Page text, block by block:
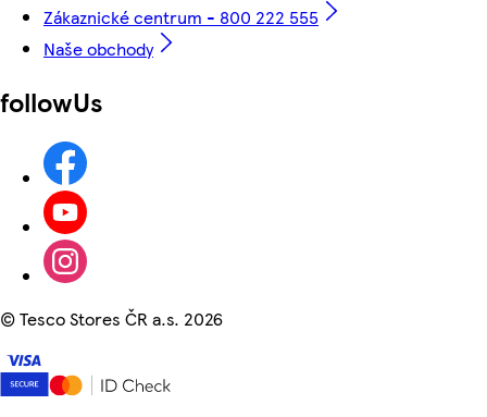
Zákaznické centrum - 800 222 555
Naše obchody
followUs
©Tesco Stores ČR a.s. 2026